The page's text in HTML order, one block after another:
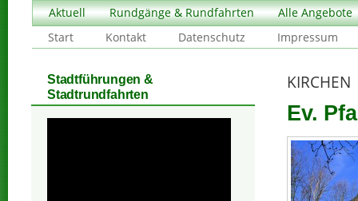
Aktuell Rundgänge & Rundfahrten
Alle Angebote
Start
Kontakt Datenschutz Impressum
KIRCHEN
Ev.
Stadtführungen &
Stadtrundfahrten